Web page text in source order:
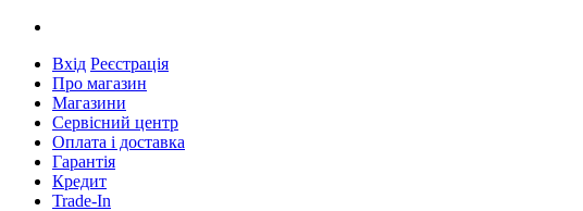
Вхід Реєстрація
Про магазин
Магазини
Сервісний центр
Оплата і доставка
Гарантія
Кредит
Trade-In